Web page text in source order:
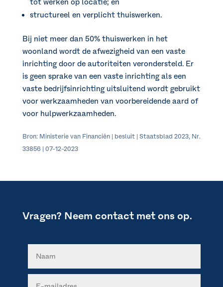
tot werken op locatie; en
structureel en verplicht thuiswerken.
Bij niet meer dan 50% thuiswerken in het
woonland wordt de afwezigheid van een vaste
inrichting door de autoriteiten verondersteld. Er
is geen sprake van een vaste inrichting als een
vaste bedrijfsinrichting uitsluitend wordt gebruikt
voor werkzaamheden van voorbereidende aard of
voor hulpwerkzaamheden.
Bron: Ministerie van Financiën | besluit | Staatsblad 2023, Nr.
33856 | 07-12-2023
Vragen? Neem contact met ons op.